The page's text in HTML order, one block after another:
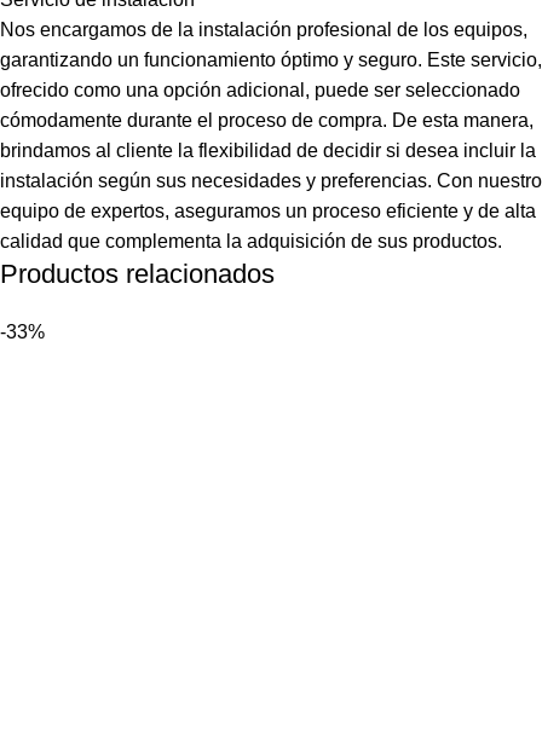
Nos encargamos de la instalación profesional de los equipos,
garantizando un funcionamiento óptimo y seguro. Este servicio,
ofrecido como una opción adicional, puede ser seleccionado
cómodamente durante el proceso de compra. De esta manera,
brindamos al cliente la flexibilidad de decidir si desea incluir la
instalación según sus necesidades y preferencias. Con nuestro
equipo de expertos, aseguramos un proceso eficiente y de alta
calidad que complementa la adquisición de sus productos.
Productos relacionados
-33%